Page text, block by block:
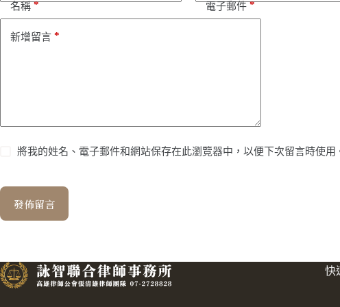
名稱* 電子郵件*
新增留言 *
將我的姓名、電子郵件和網站保存在此瀏覽器中，以便下次留言時使用
發佈留言
快